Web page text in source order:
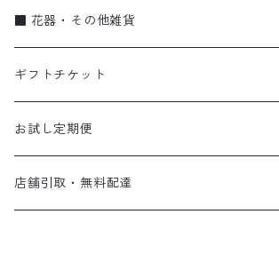
季節のギフト（リース・しめ縄）
蘭
お祝い・特別な日に
弔事
ビジネス
蘭
ブーケ・花束
アレンジメント
スタンド花
■ 花器・その他雑貨
ギフトチケット
flower vase〈花器〉
gift ticket〈ギフトチケット〉
お試し定期便
お試し便
店舗引取・無料配達